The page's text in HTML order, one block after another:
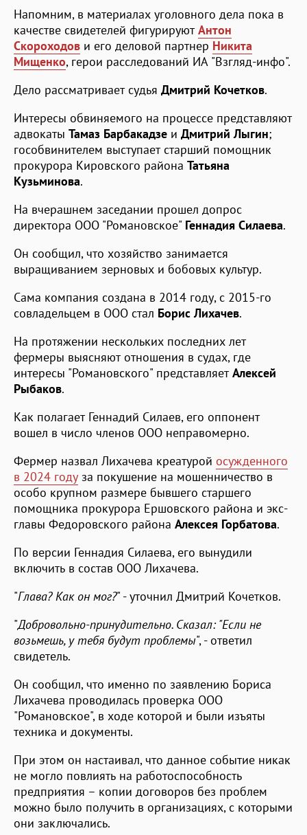
Напомним, в материалах уголовного дела пока в
качестве свидетелей фигурируютАнтон
Скороходов и его деловой партнер Никита
Мищенко, герои расследований ИА "Взгляд-инфо".
Дело рассматривает судья Дмитрий Кочетков.
Интересы обвиняемого на процессе представляют
адвокаты Тамаз Барбакадзе и Дмитрий Лыгин;
гособвинителем выступает старший помощник
прокурора Кировского района Татьяна
Кузьминова.
На вчерашнем заседании прошел допрос
директора ООО "Романовское" Геннадия Силаева.
Он сообщил, что хозяйство занимается
выращиванием зерновых и бобовых культур.
Сама компания создана в 2014 году, с 2015-го
совладельцем в ООО стал Борис Лихачев.
На протяжении нескольких последних лет
фермеры выясняют отношения в судах, где
интересы "Романовского" представляетАлексей
Рыбаков.
Как полагает Геннадий Силаев, его оппонент
вошел в число членов ООО неправомерно.
Фермер назвал Лихачева креатурой осужденного
в 2024 году за покушение на мошенничество в
особо крупном размере бывшего старшего
помощника прокурора Ершовского района и экс-
главы Федоровского района Алексея Горбатова.
По версии Геннадия Силаева, его вынудили
включить в состав ООО Лихачева.
"Глава? Как он мог?" - уточнил Дмитрий Кочетков.
"Добровольно-принудительно. Сказал: "Если не
возьмешь, у тебя будут проблемы", - ответил
свидетель.
Он сообщил, что именно по заявлению Бориса
Лихачева проводилась проверка ООО
"Романовское", в ходе которой и были изъяты
техника и документы.
При этом он настаивал, что данное событие никак
не могло повлиять на работоспособность
предприятия – копии договоров без проблем
можно было получить в организациях, с которыми
они заключались.